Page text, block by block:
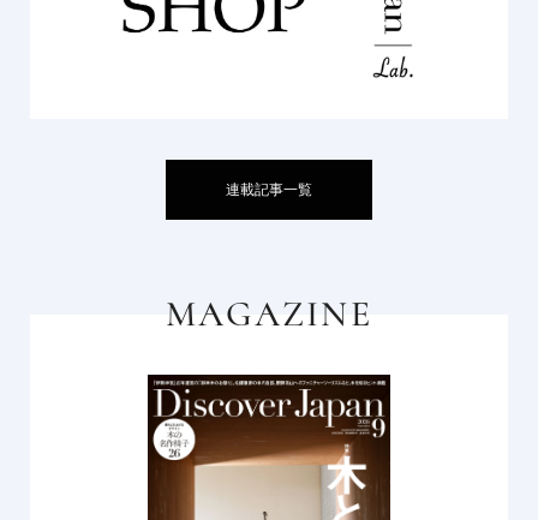
連載記事一覧
MAGAZINE